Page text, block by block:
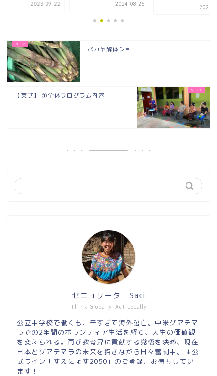
2023-09-22 2024-08-26
2021-
パカヤ解体ショー
【英プ】 ①全体プログラム内容
Think Globally, Act Locally
セニョリータ Saki
公立中学校で働くも、辛すぎて海外逃亡。中米グアテマ
ラでの2年間のボランティア生活を経て、人生の価値観
を変えられる。再び教育界に貢献する覚悟を決め、現在
日本とグアテマラの未来を描きながら日々奮闘中。 ↓公
式ライン「すえにょす2050」のご登録、お待ちしてい
ます！